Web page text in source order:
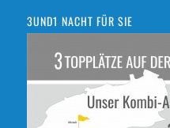
3UND1 NACHT FÜR SIE